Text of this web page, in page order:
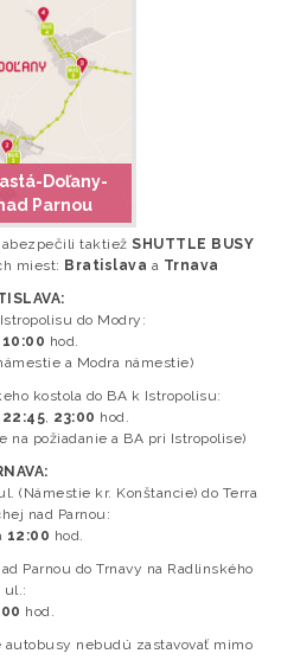
Doľany-
Parnou
taktiež SHUTTLE BUSY
miest: Bratislava a Trnava
do Modry:
10:00 hod.
a Modra námestie)
kostola do BA k Istropolisu:
22:45, 23:00 hod.
na požiadanie a BA pri Istropolise)
(Námestie kr. Konštancie) do Terra
nad Parnou:
12:00 hod.
Parnou do Trnavy na Radlinského
ul.:
hod.
autobusy nebudú zastavovať mimo